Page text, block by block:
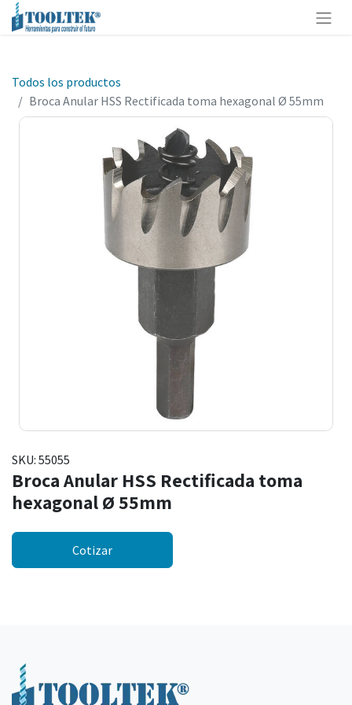
Todos los productos
Broca Anular HSS Rectificada toma hexagonal Ø 55mm
SKU: 55055
Broca Anular HSS Rectificada toma
hexagonal Ø 55mm
Cotizar